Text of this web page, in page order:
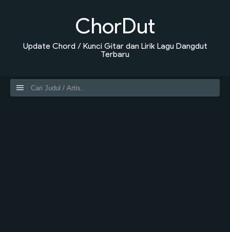
ChorDut
Update Chord / Kunci Gitar dan Lirik Lagu Dangdut
Terbaru